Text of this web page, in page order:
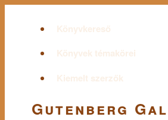
Könyvkereső
Könyvek témakörei
Kiemelt szerzők
Gutenberg